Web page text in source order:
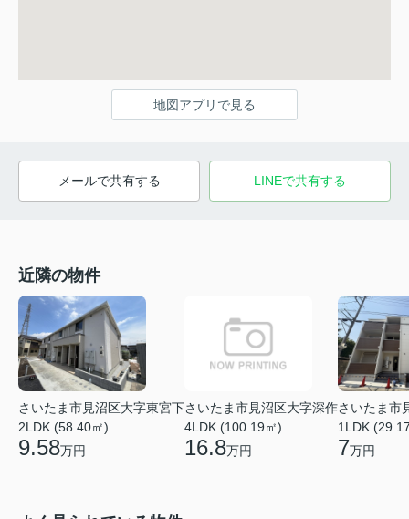
地図アプリで見る
メールで共有する LINEで共有する
近隣の物件
さいたま市見沼区大字東宮下
2LDK (58.40㎡)
9.58万円
さいたま市見沼区大字深作
4LDK (100.19㎡)
16.8万円
さいたま市
1LDK
7万円